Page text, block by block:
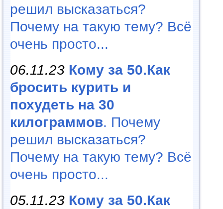
решил высказаться?
Почему на такую тему? Всё
очень просто...
06.11.23 Кому за 50.Как
бросить курить и
похудеть на 30
килограммов. Почему
решил высказаться?
Почему на такую тему? Всё
очень просто...
05.11.23 Кому за 50.Как